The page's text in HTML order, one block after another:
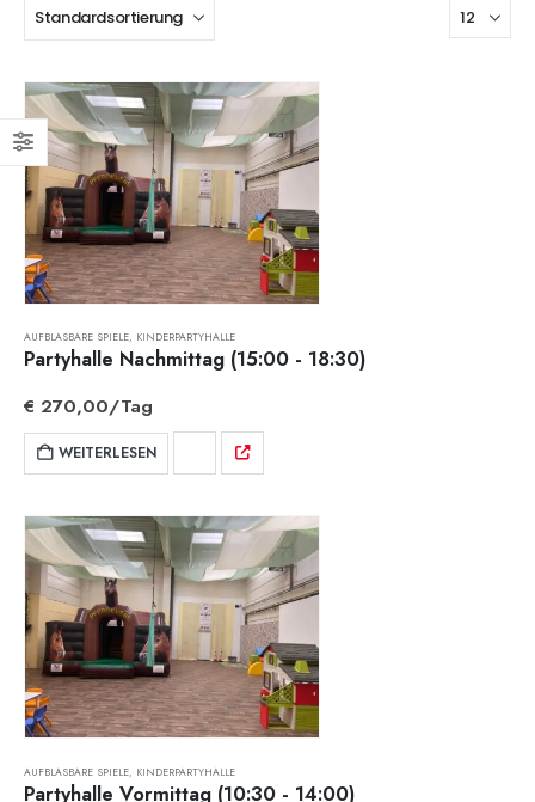
AUFBLASBARE SPIELE, KINDERPARTYHALLE
Partyhalle Nachmittag (15:00 - 18:30)
€ 270,00/Tag
WEITERLESEN
AUFBLASBARE SPIELE, KINDERPARTYHALLE
Partyhalle Vormittag (10:30 - 14:00)